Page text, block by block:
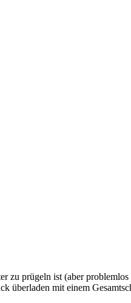
zu prügeln ist (aber
überladen mit einem